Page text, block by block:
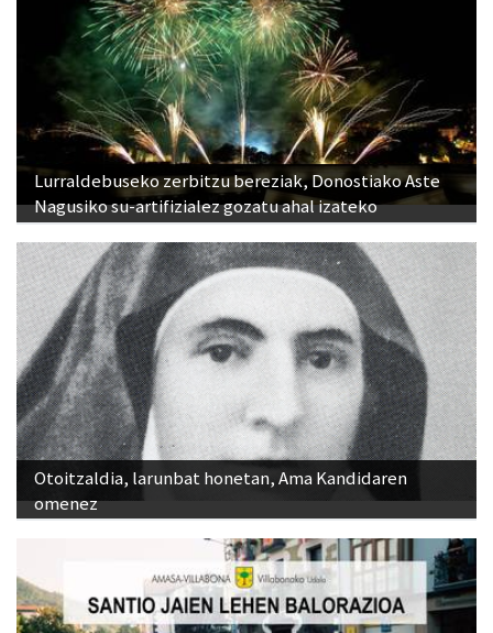
Lurraldebuseko zerbitzu bereziak, Donostiako Aste
Nagusiko su-artifizialez gozatu ahal izateko
Otoitzaldia, larunbat honetan, Ama Kandidaren
omenez